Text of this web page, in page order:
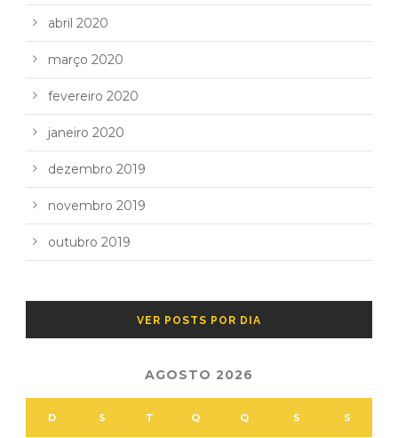
abril 2020
março 2020
fevereiro 2020
janeiro 2020
dezembro 2019
novembro 2019
outubro 2019
VER POSTS POR DIA
AGOSTO 2026
D S T Q Q S S